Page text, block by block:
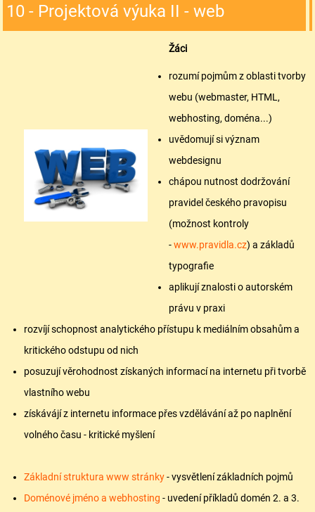
10 - Projektová výuka II - web
Žáci
rozumí pojmům z oblasti tvorby
webu (webmaster, HTML,
webhosting, doména...)
uvědomují si význam
webdesignu
chápou nutnost dodržování
pravidel českého pravopisu
(možnost kontroly
-www.pravidla.cz) a základů
typografie
aplikují znalosti o autorském
právu v praxi
rozvíjí schopnost analytického přístupu k mediálním obsahům a
kritického odstupu od nich
posuzují věrohodnost získaných informací na internetu při tvorbě
vlastního webu
získávájí z internetu informace přes vzdělávání až po naplnění
volného času - kritické myšlení
Základní struktura www stránky- vysvětlení základních pojmů
Doménové jméno a webhosting - uvedení příkladů domén 2. a 3.